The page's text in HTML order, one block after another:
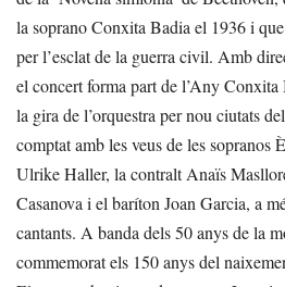
la soprano Conxita Badia el 1936 i
per l’esclat de la guerra civil. Amb
el concert forma part de l’Any Conxita
la gira de l’orquestra per nou ciutats
comptat amb les veus de les sopranos
Ulrike Haller, la contralt Anaïs
Casanova i el baríton Joan Garcia, a
cantants. A banda dels 50 anys de la
commemorat els 150 anys del